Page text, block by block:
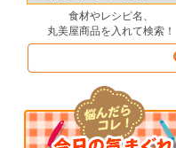
食材やレシピ名、
丸美屋商品を入れて検索！